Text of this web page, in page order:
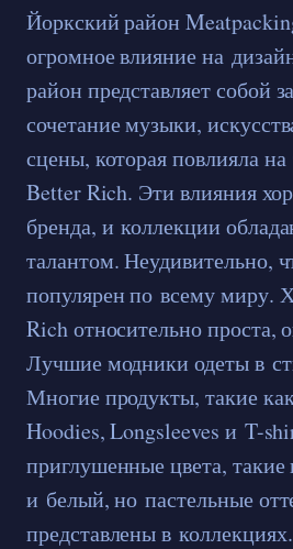
Йоркский район
огромное влияние на
район представляет собой
сочетание музыки,
сцены, которая повлияла
Better Rich. Эти влияния
бренда, и коллекции
талантом. Неудивительно,
популярен по всему миру.
Rich относительно проста,
Лучшие модники одеты в
Многие продукты, такие
Hoodies, Longsleeves и T-
приглушенные цвета,
и белый, но пастельные
представлены в